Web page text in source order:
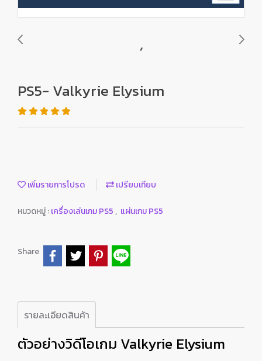
PS5- Valkyrie Elysium
เพิ่มรายการโปรด เปรียบเทียบ
หมวดหมู่ :เครื่องเล่นเกม PS5 , แผ่นเกม PS5
Share
รายละเอียดสินค้า
ตัวอย่างวิดีโอเกม Valkyrie Elysium